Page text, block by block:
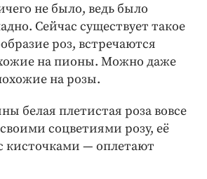
не было, ведь было
Сейчас существует такое
роз, встречаются
на пионы. Можно даже
на розы.
белая плетистая роза вовсе
соцветиями розу, её
кисточками — оплетают